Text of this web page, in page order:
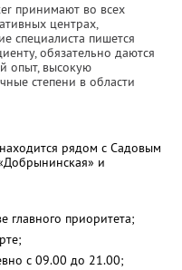
принимают во всех
центрах,
специалиста пишется
обязательно даются
опыт, высокую
степени в области
рядом с Садовым
и
главного приоритета;
с 09.00 до 21.00;